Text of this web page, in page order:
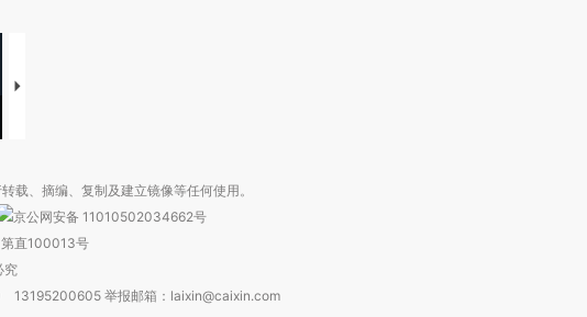
【推广】走进第四届链博
载、摘编、复制及建立镜像等任何使用。
京公网安备 11010502034662号
直100013号
究
13195200605 举报邮箱：laixin@caixin.com